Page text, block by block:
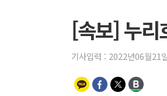
[속보] 누리
기사입력 : 2022년06월21